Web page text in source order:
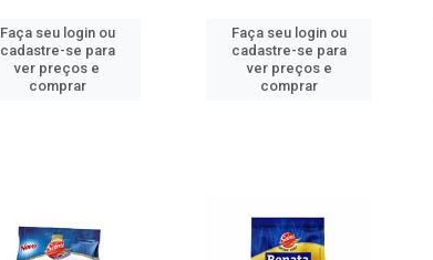
Faça seu login ou
cadastre-se para
ver preços e
comprar
Faça seu login ou
cadastre-se para
ver preços e
comprar